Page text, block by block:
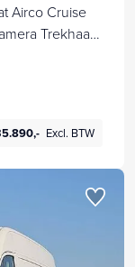
Airco Cruise
Trekhaak
Excl. BTW